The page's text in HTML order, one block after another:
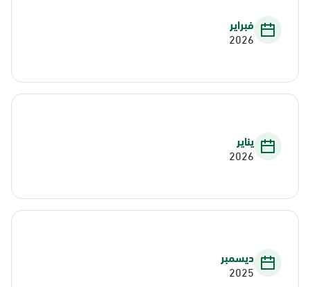
فبراير
2026
يناير
2026
ديسمبر
2025